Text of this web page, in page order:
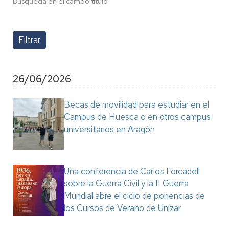
26/06/2026
Becas de movilidad para estudiar en el
Campus de Huesca o en otros campus
universitarios en Aragón
Una conferencia de Carlos Forcadell
sobre la Guerra Civil y la II Guerra
Mundial abre el ciclo de ponencias de
los Cursos de Verano de Unizar